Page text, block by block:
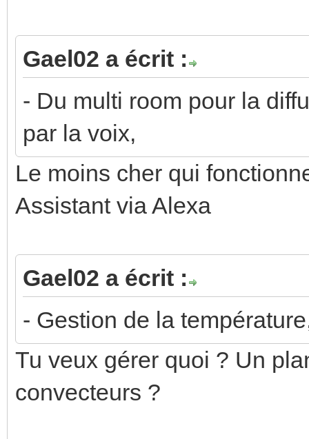
Gael02 a écrit :
- Du multi room pour la
par la voix,
Le moins cher qui
Assistant via Alexa
Gael02 a écrit :
- Gestion de la
Tu veux gérer quoi ? Un
convecteurs ?